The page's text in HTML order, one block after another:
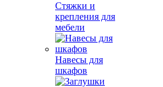
Стяжки и
крепления для
мебели
Навесы для
шкафов